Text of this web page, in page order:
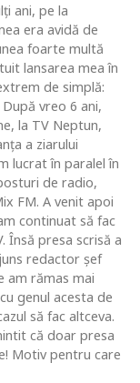
ani, pe la
era avidă de
foarte multă
lansarea mea în
de simplă:
vreo 6 ani,
la TV Neptun,
a ziarului
lucrat în paralel în
de radio,
FM. A venit apoi
continuat să fac
Însă presa scrisă a
redactor şef
am rămas mai
genul acesta de
să fac altceva.
că doar presa
Motiv pentru care